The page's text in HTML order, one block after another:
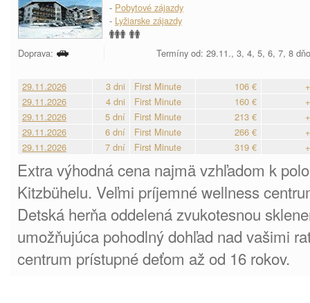
- Pobytové zájazdy
- Lyžiarske zájazdy
Doprava: Termíny od: 29.11., 3, 4, 5, 6, 7, 8
29.11.2026 3 dni First Minute 106 €
29.11.2026
4 dni First Minute 160 €
29.11.2026
5 dní First Minute 213 €
29.11.2026
6 dní First Minute 266 €
29.11.2026
7 dní First Minute 319 €
Extra výhodná cena najmä vzhľadom k
Kitzbühelu. Veľmi príjemné wellness
Detská herňa oddelená zvukotesnou
umožňujúca pohodlný dohľad nad vašimi
centrum prístupné deťom až od 16 rokov.